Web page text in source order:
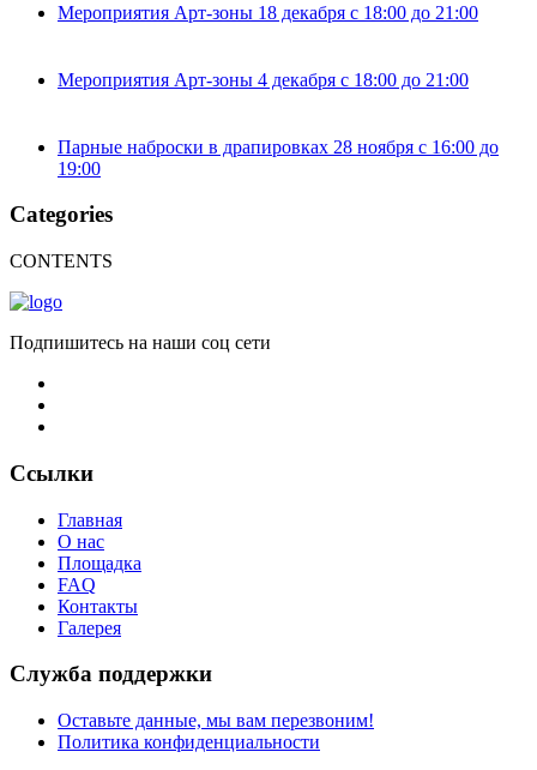
Мероприятия Арт-зоны 18 декабря с 18:00 до 21:00
Мероприятия Арт-зоны 4 декабря с 18:00 до 21:00
Парные наброски в драпировках 28 ноября с 16:00 до
19:00
Categories
CONTENTS
Подпишитесь на наши соц сети
Ссылки
Главная
О нас
Площадка
FAQ
Контакты
Галерея
Служба поддержки
Оставьте данные, мы вам перезвоним!
Политика конфиденциальности